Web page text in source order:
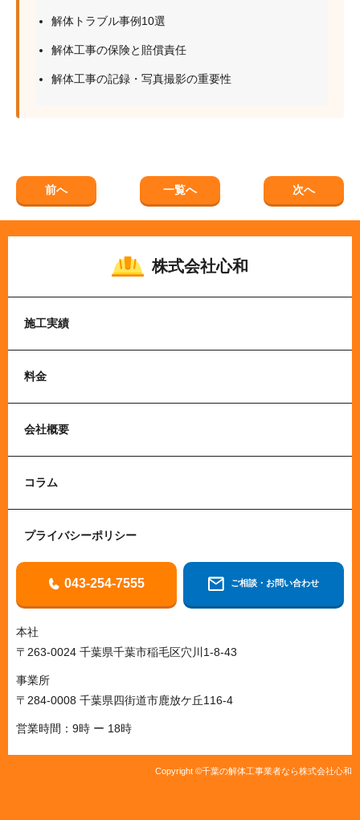
解体トラブル事例10選
解体工事の保険と賠償責任
解体工事の記録・写真撮影の重要性
前へ 一覧へ 次へ
株式会社心和
施工実績
料金
会社概要
コラム
プライバシーポリシー
043-254-7555 ご相談・お問い合わせ
本社
〒263-0024 千葉県千葉市稲毛区穴川1-8-43
事業所
〒284-0008 千葉県四街道市鹿放ケ丘116-4
営業時間：9時 ー 18時
Copyright ©千葉の解体工事業者なら株式会社心和